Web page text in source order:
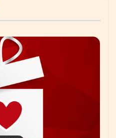
aniversario
en el sector